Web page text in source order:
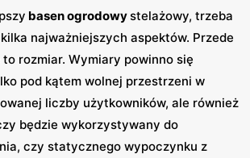
basen ogrodowy stelażowy, trzeba
najważniejszych aspektów. Przede
rozmiar. Wymiary powinno się
pod kątem wolnej przestrzeni w
liczby użytkowników, ale również
będzie wykorzystywany do
czy statycznego wypoczynku z